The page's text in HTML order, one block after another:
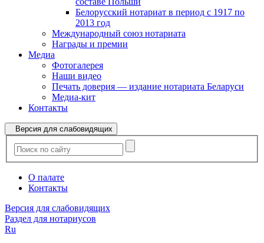
Белорусский нотариат в период с 1917 по
2013 год
Международный союз нотариата
Награды и премии
Медиа
Фотогалерея
Наши видео
Печать доверия — издание нотариата Беларуси
Медиа-кит
Контакты
Версия для слабовидящих
О палате
Контакты
Версия для слабовидящих
Раздел для нотариусов
Ru